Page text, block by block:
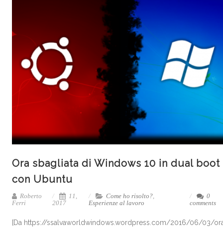
Ora sbagliata di Windows 10 in dual boot
con Ubuntu
Roberto
Ferri
11,
2017
Come ho risolto?,
Esperienze al lavoro
0
comments
[Da https://ssalvaworldwindows.wordpress.com/2016/06/03/